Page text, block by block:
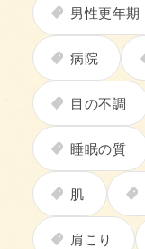
男性更年期
病院
目の不調
睡眠の質
肌
肩こり